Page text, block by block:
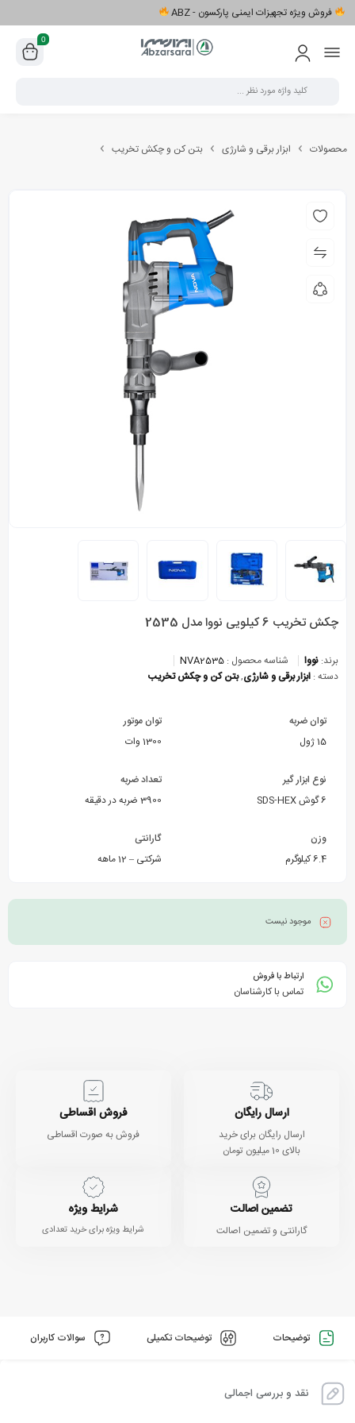
فروش ویژه تجهیزات ایمنی پارکسون - ABZ
0
محصولات ابزار برقی و شارژی بتن کن و چکش تخریب
چکش تخریب 6 کیلویی نووا مدل 2535
برند: نووا شناسه محصول : NVA2535
دسته : ابزار برقی و شارژی,بتن کن و چکش تخریب
توان ضربه
15 ژول
توان موتور
1300 وات
نوع ابزار گیر
6 گوش SDS-HEX
تعداد ضربه
3900 ضربه در دقیقه
وزن
6.4 کیلوگرم
گارانتی
شرکتی – 12 ماهه
موجود نیست
ارتباط با فروش
تماس با کارشناسان
ارسال رایگان
ارسال رایگان برای خرید
بالای 10 میلیون تومان
فروش اقساطی
فروش به صورت اقساطی
تضمین اصالت
گارانتی و تضمین اصالت
شرایط ویژه
شرایط ویژه برای خرید تعدادی
توضیحات توضیحات تکمیلی سوالات کاربران
نقد و بررسی اجمالی